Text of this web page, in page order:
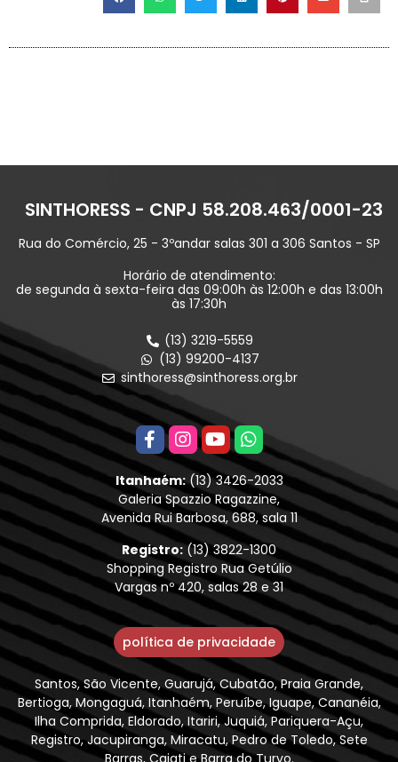
SINTHORESS - CNPJ 58.208.463/0001-23
Rua do Comércio, 25 - 3ºandar salas 301 a 306 Santos - SP
Horário de atendimento:
de segunda à sexta-feira das 09:00h às 12:00h e das 13:00h
às 17:30h
(13) 3219-5559
(13) 99200-4137
sinthoress@sinthoress.org.br
Itanhaém:(13) 3426-2033
Galeria Spazzio Ragazzine,
Avenida Rui Barbosa, 688, sala 11
Registro:(13) 3822-1300
Shopping Registro Rua Getúlio
Vargas nº 420, salas 28 e 31
política de privacidade
Santos, São Vicente, Guarujá, Cubatão, Praia Grande,
Bertioga, Mongaguá, Itanhaém, Peruíbe, Iguape, Cananéia,
Ilha Comprida, Eldorado, Itariri, Juquiá, Pariquera-Açu,
Registro, Jacupiranga, Miracatu, Pedro de Toledo, Sete